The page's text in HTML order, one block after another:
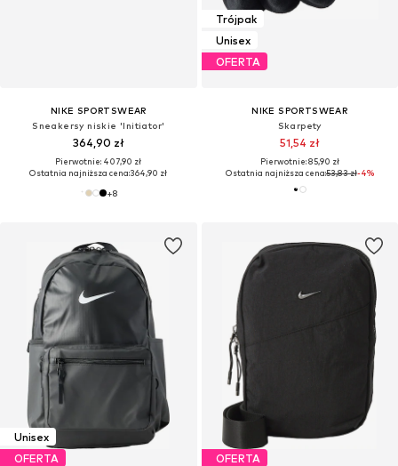
NIKE SPORTSWEAR
Sneakersy niskie 'Initiator'
364,90 zł
Pierwotnie: 407,90 zł
Ostatnia najniższa cena:364,90 zł
+8
Trójpak
Unisex
OFERTA
NIKE SPORTSWEAR
Skarpety
51,54 zł
Pierwotnie: 85,90 zł
Ostatnia najniższa cena:53,83 zł-4%
Unisex
OFERTA
OFERTA